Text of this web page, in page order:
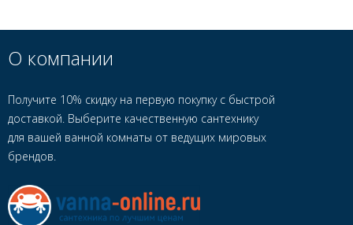
О компании
Получите 10% скидку на первую покупку с быстрой
доставкой. Выберите качественную сантехнику
для вашей ванной комнаты от ведущих мировых
брендов.